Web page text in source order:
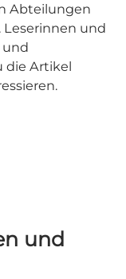
Abteilungen
und
und
die Artikel
und